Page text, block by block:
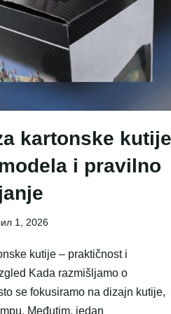
kartonske kutije
i pravilno
1, 2026
kutije – praktičnost i
Kada razmišljamo o
se fokusiramo na dizajn kutije,
Međutim, jedan